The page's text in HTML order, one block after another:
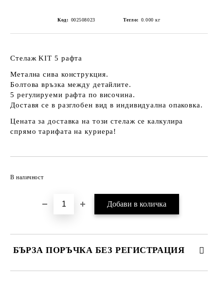
Код: 002508023 Тегло: 0.000 кг
Стелаж KIT 5 рафта
Метална сива конструкция.
Болтова връзка между детайлите.
5 регулируеми рафта по височина.
Доставя се в разглобен вид в индивидуална опаковка.
Цената за доставка на този стелаж се калкулира
спрямо тарифата на куриера!
В наличност
БЪРЗА ПОРЪЧКА БЕЗ РЕГИСТРАЦИЯ